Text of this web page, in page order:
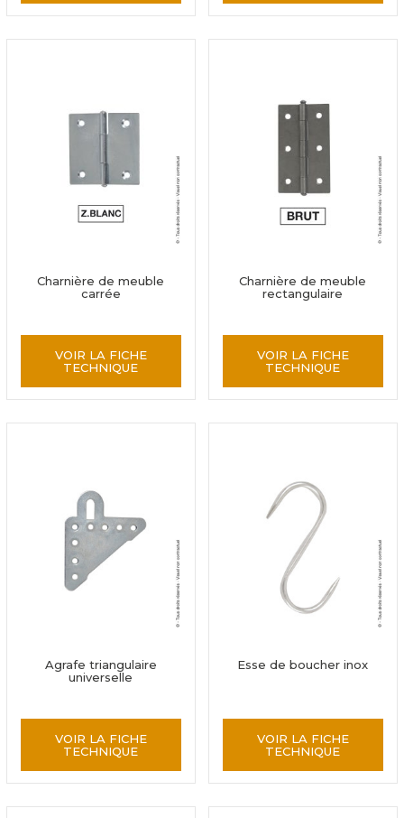
Charnière de meuble
carrée
VOIR LA FICHE
TECHNIQUE
Charnière de meuble
rectangulaire
VOIR LA FICHE
TECHNIQUE
Agrafe triangulaire
universelle
VOIR LA FICHE
TECHNIQUE
Esse de boucher inox
VOIR LA FICHE
TECHNIQUE